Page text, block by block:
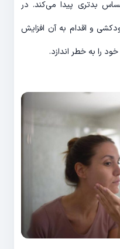
بدتری پیدا می‌کند. در
و اقدام به آن افزایش
را به خطر اندازد.